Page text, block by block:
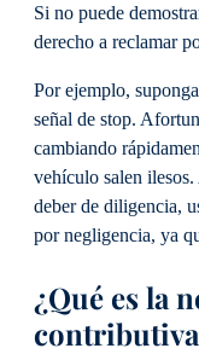
Si no puede
derecho a reclamar
Por ejemplo,
señal de stop.
cambiando
vehículo salen
deber de diligencia,
por negligencia, ya
¿Qué es la